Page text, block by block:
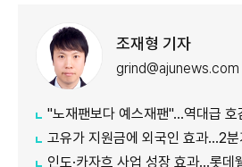
조재형 기자
grind@ajunews.com
"노재팬보다 예스재팬"…역대급 호감
고유가 지원금에 외국인 효과…2분기
인도·카자흐 사업 성장 효과…롯데웰